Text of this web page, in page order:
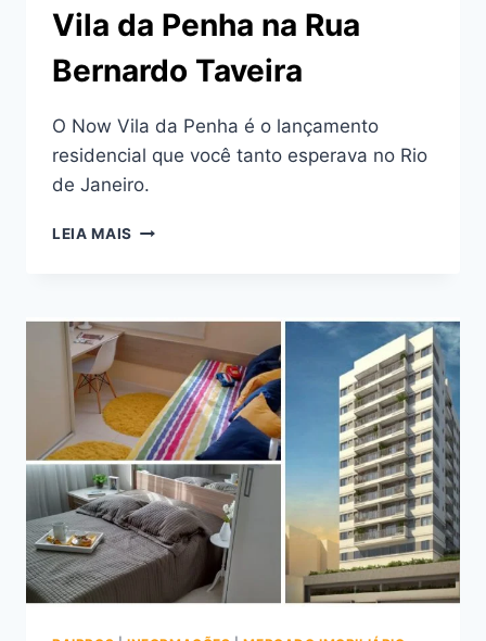
Vila da Penha na Rua
Bernardo Taveira
O Now Vila da Penha é o lançamento
residencial que você tanto esperava no Rio
de Janeiro.
LEIA MAIS CONHEÇA
VILA
DA
PENHA
NA
RUA
BERNARDO
TAVEIRA